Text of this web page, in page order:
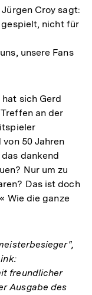
Croy sagt:
nicht für
unsere Fans
sich Gerd
an der
50 Jahren
dankend
Nur um zu
Das ist doch
Wie die ganze
freundlicher
Ausgabe des